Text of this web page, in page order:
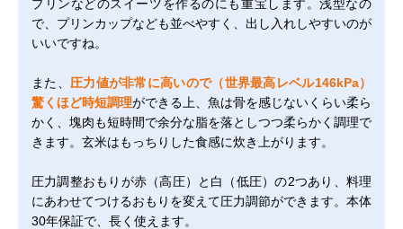
プリンなどのスイーツを作るのにも重宝します。浅型なの
で、プリンカップなども並べやすく、出し入れしやすいのが
いいですね。
また、 圧力値が非常に高いので（世界最高レベル146kPa）
驚くほど時短調理ができる上、魚は骨を感じないくらい柔ら
かく、塊肉も短時間で余分な脂を落としつつ柔らかく調理で
きます。玄米はもっちりした食感に炊き上がります。
圧力調整おもりが赤（高圧）と白（低圧）の2つあり、料理
にあわせてつけるおもりを変えて圧力調節ができます。本体
30年保証で、長く使えます。